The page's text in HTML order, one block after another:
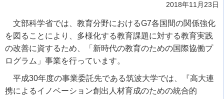
2018年11月23日
文部科学省では、教育分野におけるG7各国間の関係強化
を図ることにより、多様化する教育課題に対する教育実践
の改善に資するため、「新時代の教育のための国際協働プ
ログラム」事業を行っています。
平成30年度の事業委託先である筑波大学では、『高大連
携によるイノベーション創出人材育成のための統合的